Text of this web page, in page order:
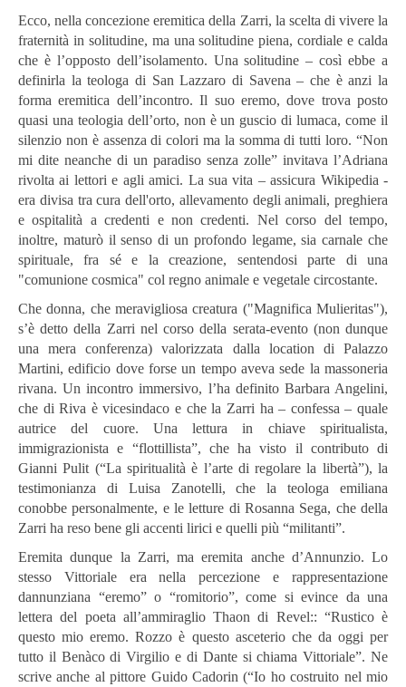
Ecco, nella concezione eremitica della Zarri, la scelta di vivere la
fraternità in solitudine, ma una solitudine piena, cordiale e calda
che è l’opposto dell’isolamento. Una solitudine – così ebbe a
definirla la teologa di San Lazzaro di Savena – che è anzi la
forma eremitica dell’incontro. Il suo eremo, dove trova posto
quasi una teologia dell’orto, non è un guscio di lumaca, come il
silenzio non è assenza di colori ma la somma di tutti loro. “Non
mi dite neanche di un paradiso senza zolle” invitava l’Adriana
rivolta ai lettori e agli amici. La sua vita – assicura Wikipedia -
era divisa tra cura dell'orto, allevamento degli animali, preghiera
e ospitalità a credenti e non credenti. Nel corso del tempo,
inoltre, maturò il senso di un profondo legame, sia carnale che
spirituale, fra sé e la creazione, sentendosi parte di una
"comunione cosmica" col regno animale e vegetale circostante.
Che donna, che meravigliosa creatura ("Magnifica Mulieritas"),
s’è detto della Zarri nel corso della serata-evento (non dunque
una mera conferenza) valorizzata dalla location di Palazzo
Martini, edificio dove forse un tempo aveva sede la massoneria
rivana. Un incontro immersivo, l’ha definito Barbara Angelini,
che di Riva è vicesindaco e che la Zarri ha – confessa – quale
autrice del cuore. Una lettura in chiave spiritualista,
immigrazionista e “flottillista”, che ha visto il contributo di
Gianni Pulit (“La spiritualità è l’arte di regolare la libertà”), la
testimonianza di Luisa Zanotelli, che la teologa emiliana
conobbe personalmente, e le letture di Rosanna Sega, che della
Zarri ha reso bene gli accenti lirici e quelli più “militanti”.
Eremita dunque la Zarri, ma eremita anche d’Annunzio. Lo
stesso Vittoriale era nella percezione e rappresentazione
dannunziana “eremo” o “romitorio”, come si evince da una
lettera del poeta all’ammiraglio Thaon di Revel:: “Rustico è
questo mio eremo. Rozzo è questo asceterio che da oggi per
tutto il Benàco di Virgilio e di Dante si chiama Vittoriale”. Ne
scrive anche al pittore Guido Cadorin (“Io ho costruito nel mio